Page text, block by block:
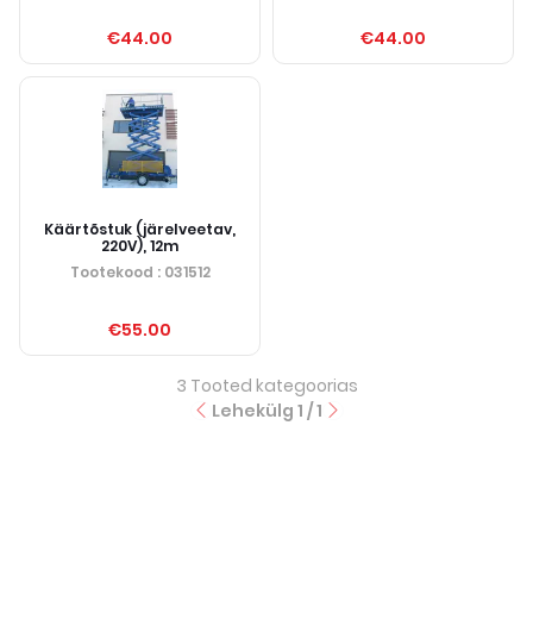
€44.00 €44.00
Käärtõstuk (järelveetav,
220V), 12m
Tootekood : 031512
€55.00
3 Tooted kategoorias
Lehekülg 1 /1